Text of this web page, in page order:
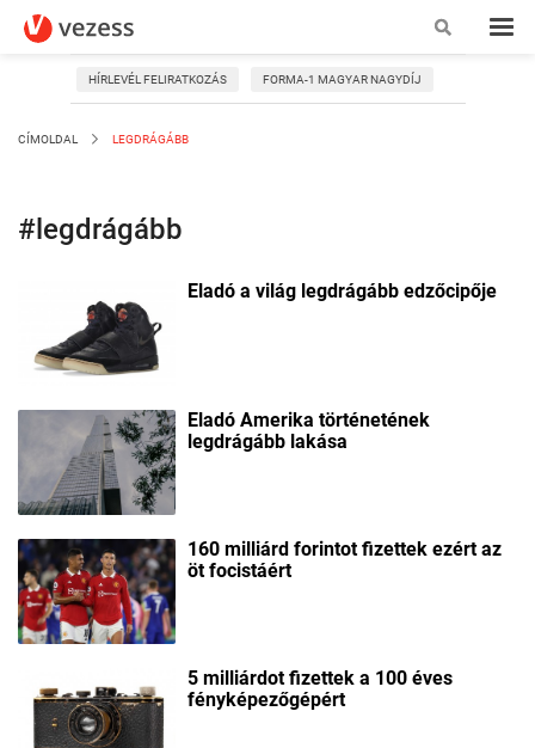
HÍRLEVÉL FELIRATKOZÁS FORMA-1 MAGYAR NAGYDÍJ
CÍMOLDAL LEGDRÁGÁBB
#legdrágább
Eladó a világ legdrágább edzőcipője
Eladó Amerika történetének
legdrágább lakása
160 milliárd forintot fizettek ezért az
öt focistáért
5 milliárdot fizettek a 100 éves
fényképezőgépért